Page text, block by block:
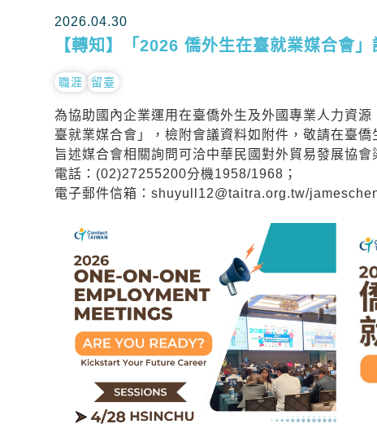
2026.04.30
【轉知】「2026 僑外生在臺就業媒合會
職涯 留臺
為協助國內企業運用在臺僑外生及外國專業人力資
臺就業媒合會」，檢附會議資料如附件，敬請在臺僑
旨述媒合會相關詢問可洽中華民國對外貿易發展協會
電話：(02)27255200分機1958/1968；
電子郵件信箱：shuyull12@taitra.org.tw/